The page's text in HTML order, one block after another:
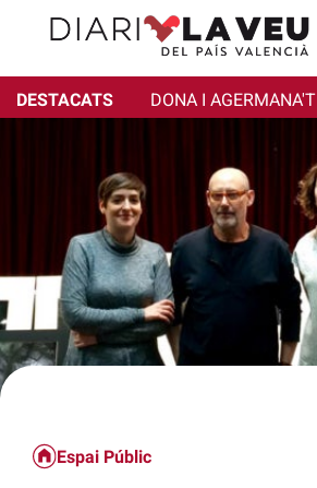
DESTACATS DONA I AGERMANA'T
Espai Públic